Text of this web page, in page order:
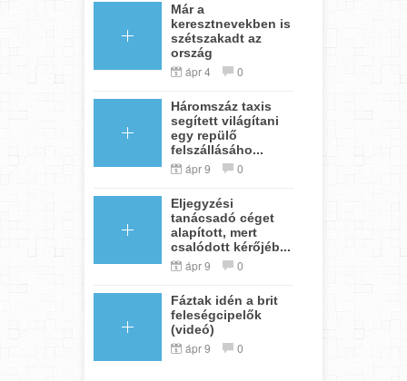
Már a
keresztnevekben is
szétszakadt az
ország
ápr 4 0
Háromszáz taxis
segített világítani
egy repülő
felszállásáho...
ápr 9 0
Eljegyzési
tanácsadó céget
alapított, mert
csalódott kérőjéb...
ápr 9 0
Fáztak idén a brit
feleségcipelők
(videó)
ápr 9 0